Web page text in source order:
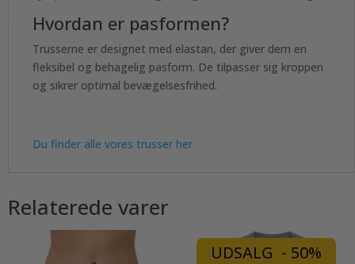
Hvordan er pasformen?
Trusserne er designet med elastan, der giver dem en
fleksibel og behagelig pasform. De tilpasser sig kroppen
og sikrer optimal bevægelsesfrihed.
Du finder alle vores trusser her
Relaterede varer
UDSALG - 50%